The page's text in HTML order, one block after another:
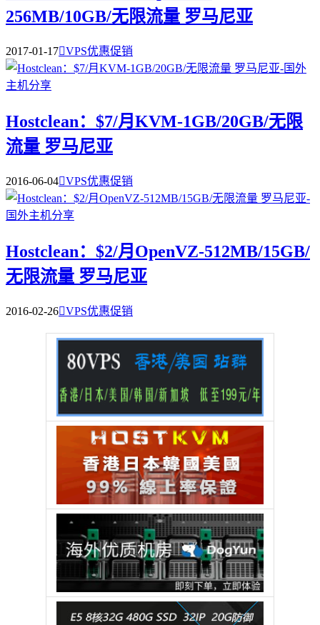
256MB/10GB/无限流量 罗马尼亚
2017-01-17VPS优惠促销
Hostclean：$7/月KVM-1GB/20GB/无限
流量 罗马尼亚
2016-06-04VPS优惠促销
Hostclean：$2/月OpenVZ-512MB/15GB/
无限流量 罗马尼亚
2016-02-26VPS优惠促销